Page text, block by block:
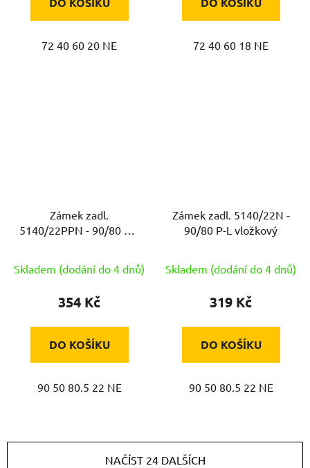
72 40 60 20 NE 72 40 60 18 NE
Zámek zadl.
5140/22PPN - 90/80 P-L
Skladem (dodání do 4 dnů)
354 Kč
DO KOŠÍKU
90 50 80.5 22 NE
Zámek zadl. 5140/22N -
90/80 P-L vložkový
Skladem (dodání do 4 dnů)
319 Kč
DO KOŠÍKU
90 50 80.5 22 NE
NAČÍST 24 DALŠÍCH